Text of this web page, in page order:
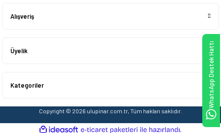
Alışveriş
Üyelik
Kategoriler
Copyright © 2026 ulupinar.com.tr, Tüm hakları saklıdır.
WhatsApp Destek Hattı
ideasoft e-